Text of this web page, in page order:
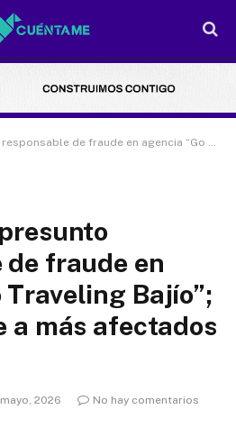
en agencia “Go Traveling Bajío”; Fiscalía pide a más afectados denunciar
fraude en
Traveling Bajío”;
a más afectados
2026
No hay comentarios